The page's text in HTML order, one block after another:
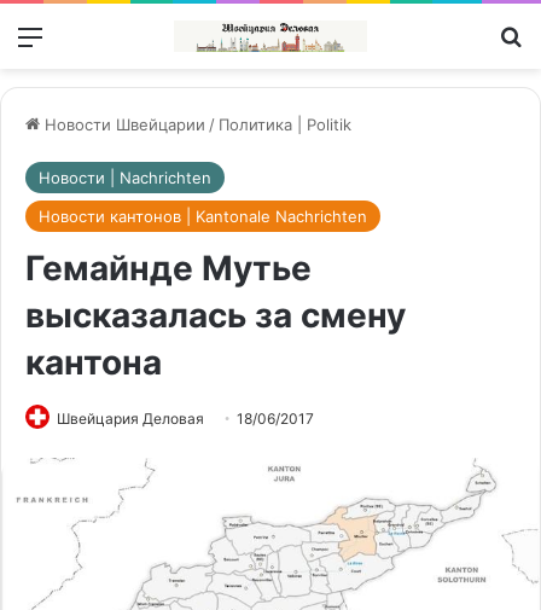
Меню
Новости Швейцарии / Политика | Politik
Новости | Nachrichten
Новости кантонов | Kantonale Nachrichten
Гемайнде Мутье
высказалась за смену
кантона
Швейцария Деловая 18/06/2017